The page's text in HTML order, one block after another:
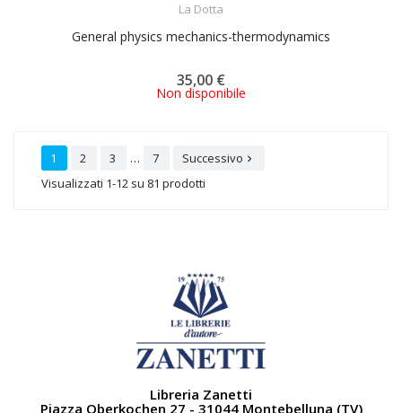
La Dotta
General physics mechanics-thermodynamics
35,00 €
Non disponibile
1 2 3 … 7 Successivo 
Visualizzati 1-12 su 81 prodotti
Libreria Zanetti
Piazza Oberkochen 27 - 31044 Montebelluna (TV)